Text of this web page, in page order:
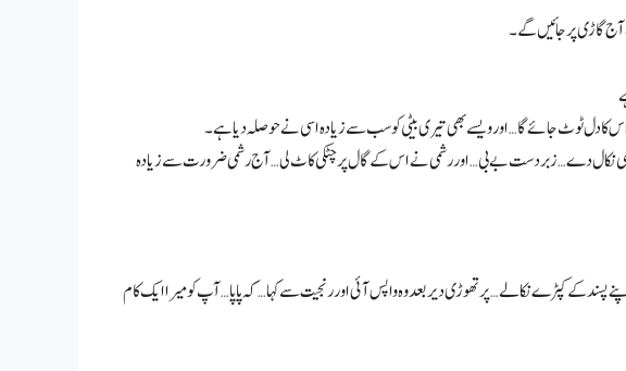
گاڑی پر جائیں گے۔
دل ٹوٹ جائے گا… اور ویسے بھی تیری بیٹی کو سب سے زیادہ اسی نے حوصلہ دیا ہے۔
ساڑھی نکال دے… زبردست بے بی… اور رشمی نے اس کے گال پر چٹکی کاٹ لی… آج رشمی ضرورت سے زیادہ
پسند کے کپڑے نکالے… پر تھوڑی دیر بعد وہ واپس آئی اور رنجیت سے کہا… کہ پاپا… آپ کو میرا ایک کام